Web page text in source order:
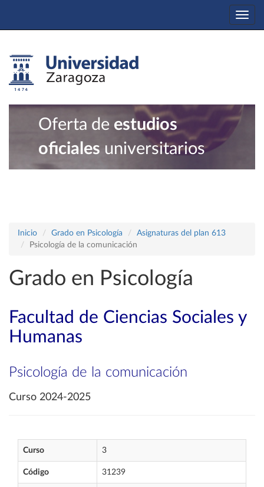
Oferta de estudios
oficiales universitarios
Inicio Grado en Psicología
Asignaturas del plan 613
Psicología de la comunicación
Grado en Psicología
Facultad de Ciencias Sociales y
Humanas
Psicología de la comunicación
Curso 2024-2025
Curso 3
Código 31239